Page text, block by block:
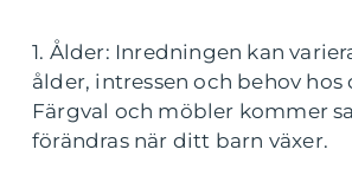
1. Ålder: Inredningen kan
ålder, intressen och behov
Färgval och möbler kommer
förändras när ditt barn växer.